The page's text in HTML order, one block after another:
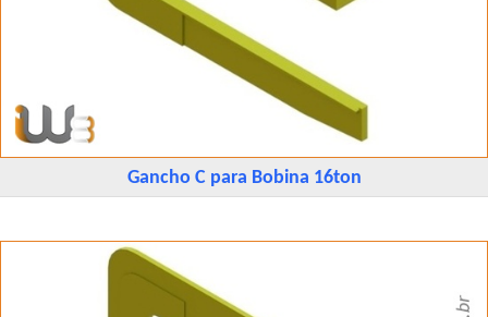
Gancho C para Bobina 16ton